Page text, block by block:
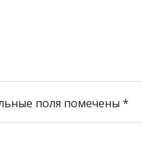
поля помечены *